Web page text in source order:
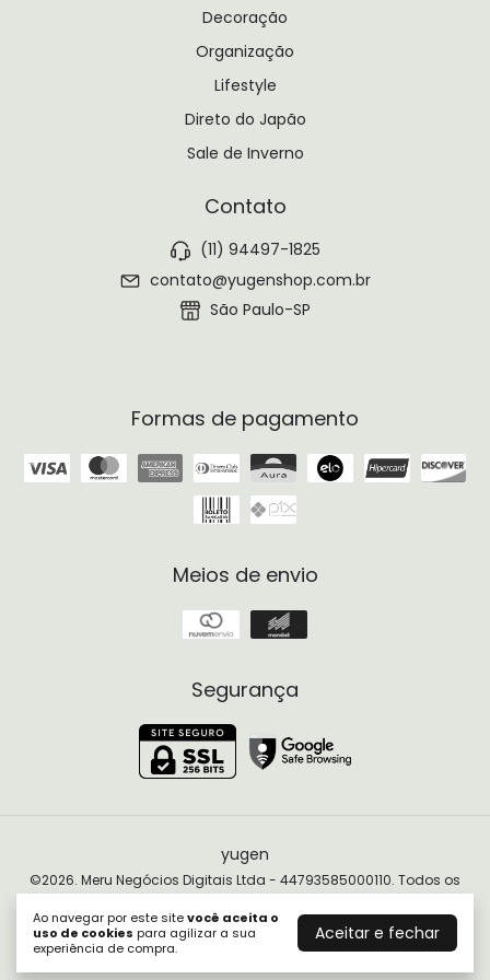
Ao navegar por este sitevocê aceita o
uso de cookies para agilizar a sua
experiência de compra.
Aceitar e fechar
Decoração
Organização
Lifestyle
Direto do Japão
Sale de Inverno
Contato
(11) 94497-1825
contato@yugenshop.com.br
São Paulo-SP
Formas de pagamento
Meios de envio
Segurança
yugen
©2026. Meru Negócios Digitais Ltda - 44793585000110. Todos os
direitos reservados.